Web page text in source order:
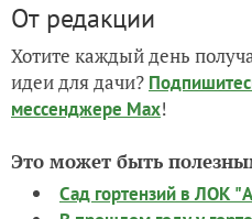
От редакции
Хотите каждый день
идеи для дачи?
мессенджере Max!
Это может быть
Сад гортензий в ЛОК